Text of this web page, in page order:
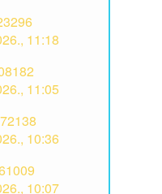
11:18
11:05
10:36
10:07